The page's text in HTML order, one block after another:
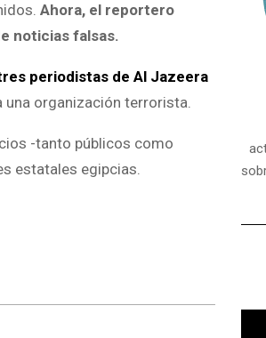
Ahora, el reportero
noticias falsas.
periodistas de Al Jazeera
una organización terrorista.
-tanto públicos como
estatales egipcias.